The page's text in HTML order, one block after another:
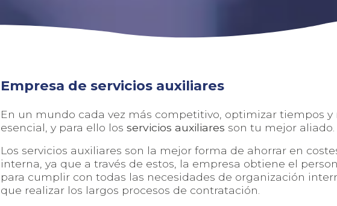
Empresa de servicios auxiliares
En un mundo cada vez más competitivo, optimizar tiempos y
esencial, y para ello losservicios auxiliares son tu mejor aliado.
Los servicios auxiliares son la mejor forma de ahorrar en
interna, ya que a través de estos, la empresa obtiene el
para cumplir con todas las necesidades de organización
que realizar los largos procesos de contratación.